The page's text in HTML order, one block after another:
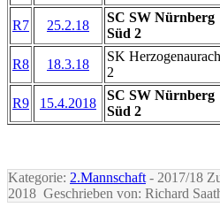
R7 25.2.18
SC SW Nürnberg
Süd 2
R8 18.3.18
SK Herzogenaurach
2
R9 15.4.2018
SC SW Nürnberg
Süd 2
Kategorie: 2.Mannschaft - 2017/18
2018 Geschrieben von: Richard